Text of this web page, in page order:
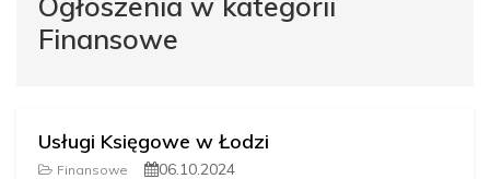
Finansowe
Usługi Księgowe w Łodzi
Finansowe 06.10.2024